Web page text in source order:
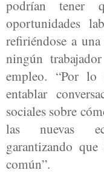
podrían tener
oportunidades
refiriéndose a
ningún
empleo. “Por lo
entablar
sociales sobre
las nuevas
garantizando
común”.